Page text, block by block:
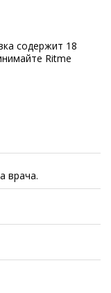
содержит 18
Ritme
врача.